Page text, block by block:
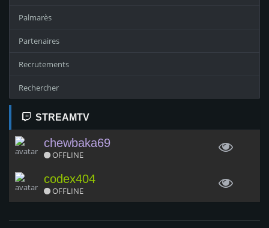
Palmarès
Partenaires
Recrutements
Rechercher
STREAMTV
chewbaka69
OFFLINE
codex404
OFFLINE